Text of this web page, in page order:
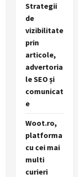
Strategii
de
vizibilitate
prin
articole,
advertoria
le SEO și
comunicat
e
Woot.ro,
platforma
cu cei mai
multi
curieri